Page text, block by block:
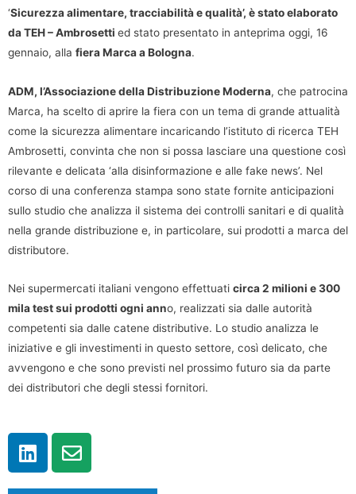
‘Sicurezza alimentare, tracciabilità e qualità’, è stato elaborato
da TEH – Ambrosetti ed stato presentato in anteprima oggi, 16
gennaio, alla fiera Marca a Bologna.
ADM, l’Associazione della Distribuzione Moderna, che patrocina
Marca, ha scelto di aprire la fiera con un tema di grande attualità
come la sicurezza alimentare incaricando l’istituto di ricerca TEH
Ambrosetti, convinta che non si possa lasciare una questione così
rilevante e delicata ‘alla disinformazione e alle fake news’. Nel
corso di una conferenza stampa sono state fornite anticipazioni
sullo studio che analizza il sistema dei controlli sanitari e di qualità
nella grande distribuzione e, in particolare, sui prodotti a marca del
distributore.
Nei supermercati italiani vengono effettuati circa 2 milioni e 300
mila test sui prodotti ogni anno, realizzati sia dalle autorità
competenti sia dalle catene distributive. Lo studio analizza le
iniziative e gli investimenti in questo settore, così delicato, che
avvengono e che sono previsti nel prossimo futuro sia da parte
dei distributori che degli stessi fornitori.